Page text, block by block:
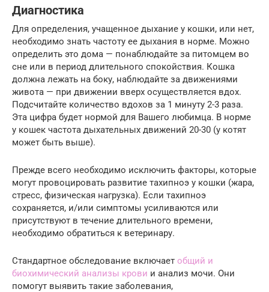
Диагностика
Для определения, учащенное дыхание у кошки, или нет,
необходимо знать частоту ее дыхания в норме. Можно
определить это дома — понаблюдайте за питомцем во
сне или в период длительного спокойствия. Кошка
должна лежать на боку, наблюдайте за движениями
живота — при движении вверх осуществляется вдох.
Подсчитайте количество вдохов за 1 минуту 2-3 раза.
Эта цифра будет нормой для Вашего любимца. В норме
у кошек частота дыхательных движений 20-30 (у котят
может быть выше).
Прежде всего необходимо исключить факторы, которые
могут провоцировать развитие тахипноэ у кошки (жара,
стресс, физическая нагрузка). Если тахипноэ
сохраняется, и/или симптомы усиливаются или
присутствуют в течение длительного времени,
необходимо обратиться к ветеринару.
Стандартное обследование включает общий и
биохимический анализы крови и анализ мочи. Они
помогут выявить такие заболевания,